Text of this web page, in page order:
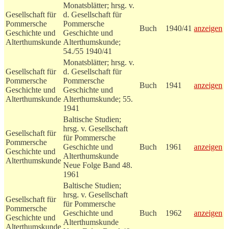
Gesellschaft für
Pommersche
Geschichte und
Alterthumskunde
Monatsblätter; hrsg. v.
d. Gesellschaft für
Pommersche
Geschichte und
Alterthumskunde;
54./55 1940/41
Buch 1940/41 anzeigen
Gesellschaft für
Pommersche
Geschichte und
Alterthumskunde
Monatsblätter; hrsg. v.
d. Gesellschaft für
Pommersche
Geschichte und
Alterthumskunde; 55.
1941
Buch 1941 anzeigen
Gesellschaft für
Pommersche
Geschichte und
Alterthumskunde
Baltische Studien;
hrsg. v. Gesellschaft
für Pommersche
Geschichte und
Alterthumskunde
Neue Folge Band 48.
1961
Buch 1961 anzeigen
Gesellschaft für
Pommersche
Geschichte und
Alterthumskunde
Baltische Studien;
hrsg. v. Gesellschaft
für Pommersche
Geschichte und
Alterthumskunde
Buch 1962 anzeigen